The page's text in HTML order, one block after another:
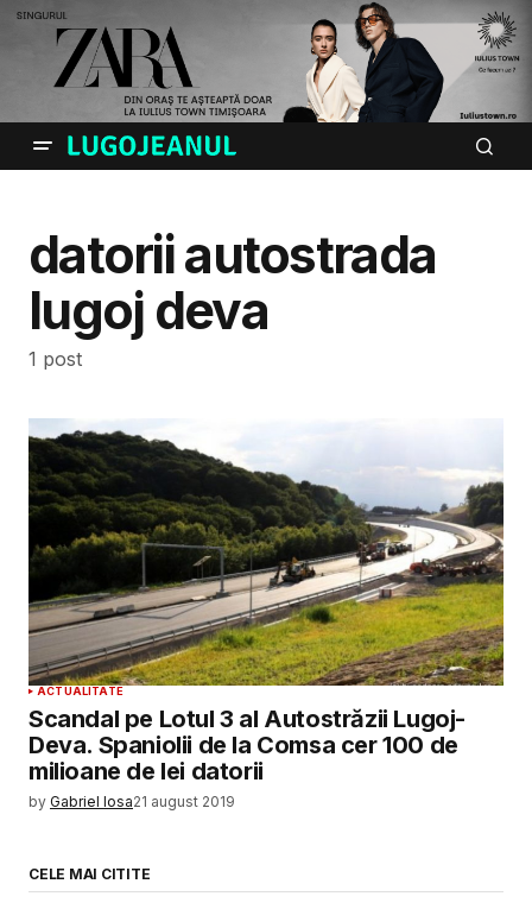
datorii autostrada
lugoj deva
1 post
ACTUALITATE
Scandal pe Lotul 3 al Autostrăzii Lugoj-
Deva. Spaniolii de la Comsa cer 100 de
milioane de lei datorii
by Gabriel Iosa21 august 2019
CELE MAI CITITE